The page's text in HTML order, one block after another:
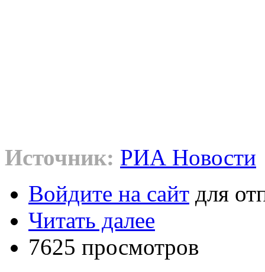
Источник: РИА Новости
Войдите на сайт для
Читать далее
7625 просмотров